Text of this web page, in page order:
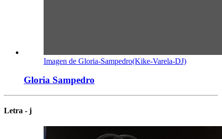
Imagen de Gloria-Sampedro(Kike-Varela-DJ)
Gloria Sampedro
Letra - j